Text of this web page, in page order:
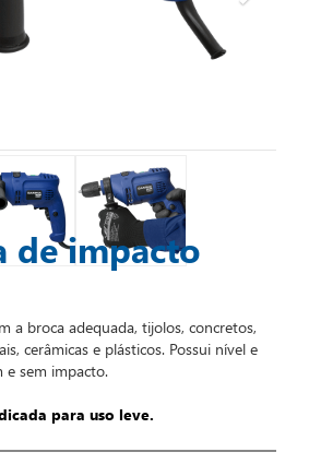
de impacto
a broca adequada, tijolos, concretos,
cerâmicas e plásticos. Possui nível e
e sem impacto.
para uso leve.